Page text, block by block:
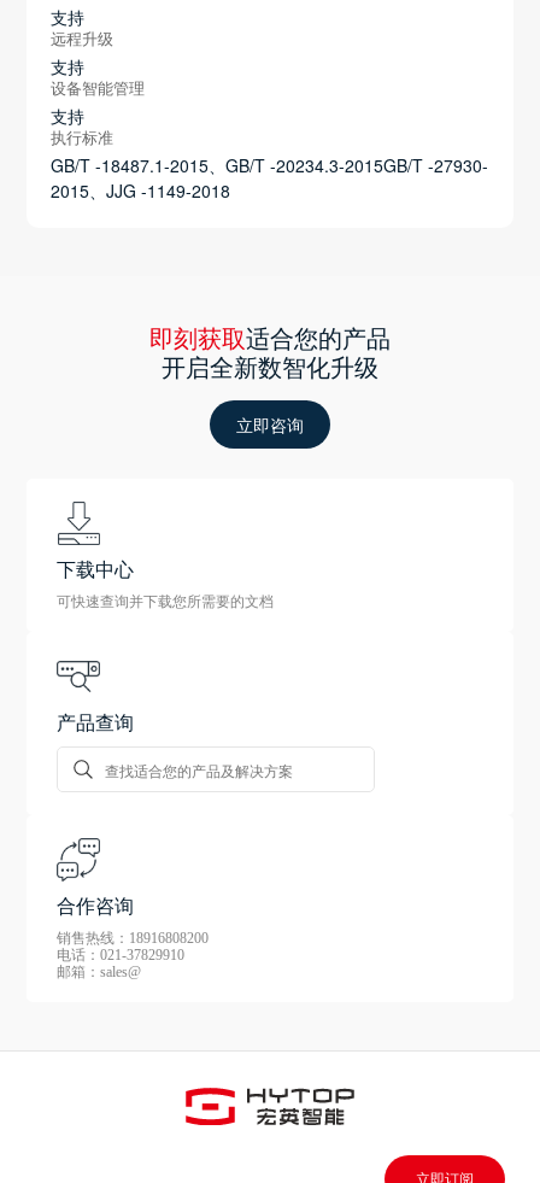
支持
远程升级
支持
设备智能管理
支持
执行标准
GB/T -18487.1-2015、GB/T -20234.3-2015GB/T -27930-
2015、JJG -1149-2018
即刻获取适合您的产品
开启全新数智化升级
立即咨询
下载中心
可快速查询并下载您所需要的文档
产品查询
合作咨询
销售热线：18916808200
电话：021-37829910
邮箱：sales@
立即订阅